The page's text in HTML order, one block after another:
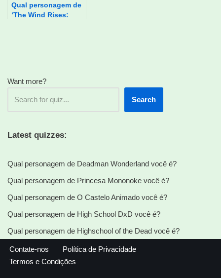
Qual personagem de
‘The Wind Rises:
Want more?
Search
Latest quizzes:
Qual personagem de Deadman Wonderland você é?
Qual personagem de Princesa Mononoke você é?
Qual personagem de O Castelo Animado você é?
Qual personagem de High School DxD você é?
Qual personagem de Highschool of the Dead você é?
Contate-nos
Política de Privacidade
Termos e Condições